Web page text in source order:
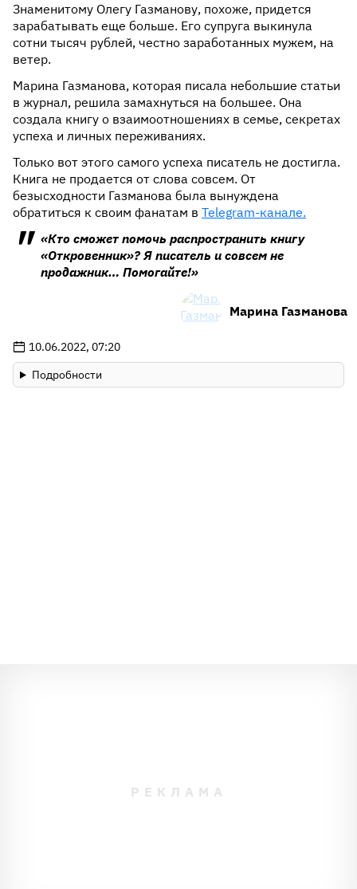
Знаменитому Олегу Газманову, похоже, придется
зарабатывать еще больше. Его супруга выкинула
сотни тысяч рублей, честно заработанных мужем, на
ветер.
Марина Газманова, которая писала небольшие статьи
в журнал, решила замахнуться на большее. Она
создала книгу о взаимоотношениях в семье, секретах
успеха и личных переживаниях.
Только вот этого самого успеха писатель не достигла.
Книга не продается от слова совсем. От
безысходности Газманова была вынуждена
обратиться к своим фанатам в Telegram-канале.
«Кто сможет помочь распространить книгу
«Откровенник»? Я писатель и совсем не
продажник… Помогайте!»
Марина Газманова
10.06.2022, 07:20
Подробности